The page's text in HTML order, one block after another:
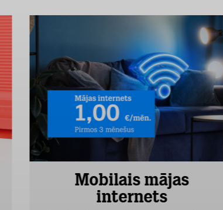
Mobilais mājas
internets